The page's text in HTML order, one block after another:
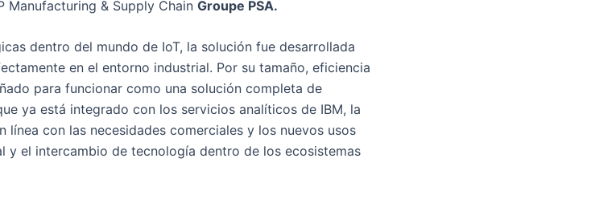
Manufacturing & Supply Chain Groupe PSA.
dentro del mundo de IoT, la solución fue desarrollada
en el entorno industrial. Por su tamaño, eficiencia
para funcionar como una solución completa de
ya está integrado con los servicios analíticos de IBM, la
con las necesidades comerciales y los nuevos usos
el intercambio de tecnología dentro de los ecosistemas